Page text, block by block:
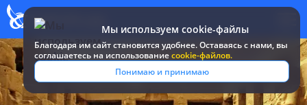
Мы используем cookie-файлы
Благодаря им сайт становится удобнее. Оставаясь c нами, вы
соглашаетесь на использованиеcookie-файлов.
Понимаю и принимаю
Все туры и путевки / Египет / в Расе Насрани